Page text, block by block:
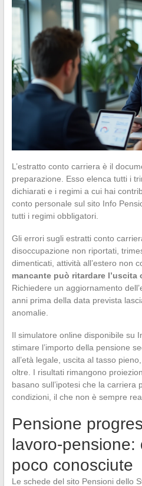
L’estratto conto carriera è il
preparazione. Esso elenca tutti i
dichiarati e i regimi a cui hai
conto personale sul sito Info
tutti i regimi obbligatori.
Gli errori sugli estratti conto
disoccupazione non riportati,
dimenticati, attività all’estero non
mancante può ritardare l’uscita
Richiedere un aggiornamento
anni prima della data prevista
anomalie.
Il simulatore online disponibile su
stimare l’importo della pensione
all’età legale, uscita al tasso
oltre. I risultati rimangono
basano sull’ipotesi che la carriera
condizioni, il che non è sempre
Pensione
lavoro-
poco conosciute
Le schede del sito Pensioni dello